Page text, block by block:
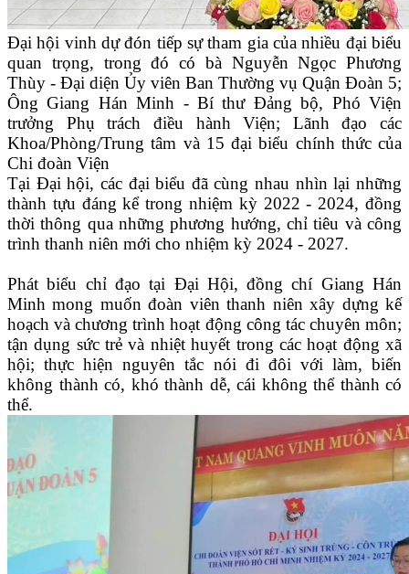
Đại hội vinh dự đón tiếp sự tham gia của nhiều đại biểu
quan trọng, trong đó có bà Nguyễn Ngọc Phương
Thùy - Đại diện Ủy viên Ban Thường vụ Quận Đoàn 5;
Ông Giang Hán Minh - Bí thư Đảng bộ, Phó Viện
trưởng Phụ trách điều hành Viện; Lãnh đạo các
Khoa/Phòng/Trung tâm và 15 đại biểu chính thức của
Chi đoàn Viện
Tại Đại hội, các đại biểu đã cùng nhau nhìn lại những
thành tựu đáng kể trong nhiệm kỳ 2022 - 2024, đồng
thời thông qua những phương hướng, chỉ tiêu và công
trình thanh niên mới cho nhiệm kỳ 2024 - 2027.
Phát biểu chỉ đạo tại Đại Hội, đồng chí Giang Hán
Minh mong muốn đoàn viên thanh niên xây dựng kế
hoạch và chương trình hoạt động công tác chuyên môn;
tận dụng sức trẻ và nhiệt huyết trong các hoạt động xã
hội; thực hiện nguyên tắc nói đi đôi với làm, biến
không thành có, khó thành dễ, cái không thể thành có
thể.